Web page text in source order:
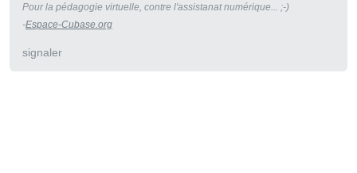
Pour la pédagogie virtuelle, contre l'assistanat numérique... ;-)
-Espace-Cubase.org
signaler